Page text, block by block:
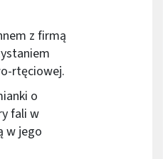
z firmą
rtęciowej.
o
fali w
w jego